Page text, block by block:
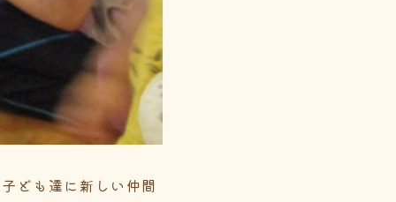
ども達に新しい仲間